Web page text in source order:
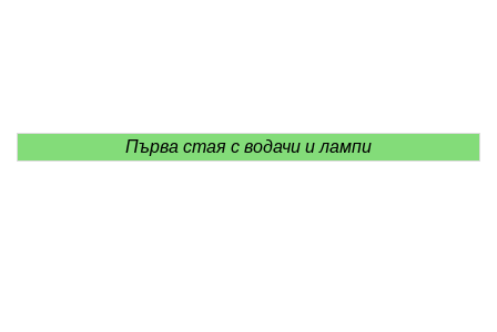
Първа стая с водачи и лампи